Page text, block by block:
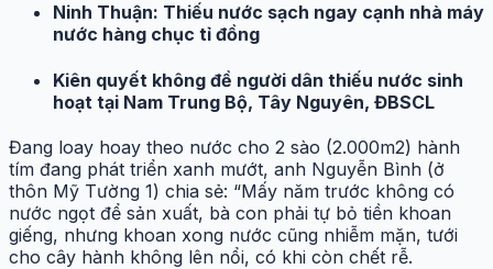
Ninh Thuận: Thiếu nước sạch ngay cạnh nhà máy
nước hàng chục tỉ đồng
Kiên quyết không đề người dân thiếu nước sinh
hoạt tại Nam Trung Bộ, Tây Nguyên, ĐBSCL
Đang loay hoay theo nước cho 2 sào (2.000m2) hành
tím đang phát triển xanh mướt, anh Nguyễn Bình (ở
thôn Mỹ Tường 1) chia sẻ: “Mấy năm trước không có
nước ngọt để sản xuất, bà con phải tự bỏ tiền khoan
giếng, nhưng khoan xong nước cũng nhiễm mặn, tưới
cho cây hành không lên nổi, có khi còn chết rễ.